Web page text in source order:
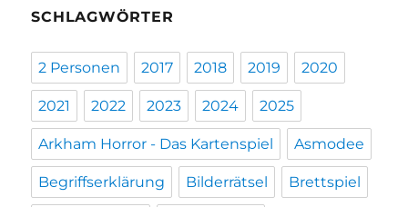
SCHLAGWÖRTER
2 Personen 2017 2018 2019 2020
2021 2022 2023 2024 2025
Arkham Horror - Das Kartenspiel Asmodee
Begriffserklärung Bilderrätsel Brettspiel